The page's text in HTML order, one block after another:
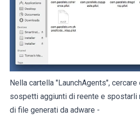
Nella cartella "LaunchAgents",
sospetti aggiunti di reente e spostarli
di file generati da adware -